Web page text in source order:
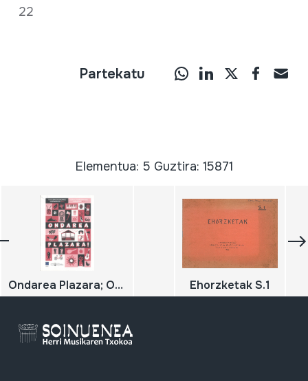
22
Partekatu
Elementua: 5 Guztira: 15871
Ondarea Plazara; Ondarearen europako jardunaldiak 2019; Jornadas europeas del patrimonio Ehorzketak S.1